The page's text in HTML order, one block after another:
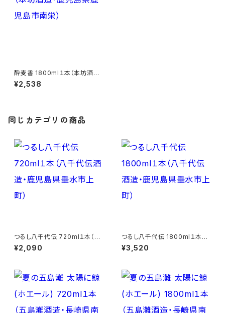
酔麦香 1800ml１本（本坊酒造・
鹿児島県鹿児島市南栄）
¥2,538
同じカテゴリの商品
つるし八千代伝 720ml１本（八
千代伝酒造・鹿児島県垂水市上
町）
¥2,090
つるし八千代伝 1800ml１本
（八千代伝酒造・鹿児島県垂水
市上町）
¥3,520